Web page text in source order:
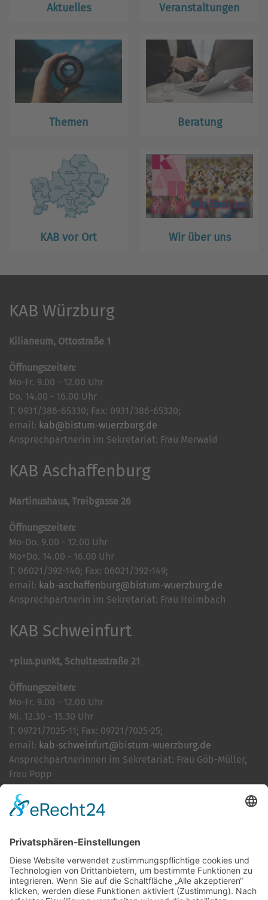
Aktuelles Veranstaltungen
Themen Beratung
KAB vor Ort Wir über uns
KAB Würzburg
Kilianeum, Ottostraße 1
Öffnungszeiten:
Mo-Fr. 9.00 - 12.00 Uhr
Do. 14.00 - 16.00 Uhr
T. 0931/386-65330; Fax: 0931/386-65320;
email: kab@bistum-wuerzburg.de
Ansprechpartnerin im Sekretariat: Frau Merwald
KAB Aschaffenburg
Martinushaus, Treibgasse 26
Öffnungszeiten:
Mo-Do. 9.00 - 12.00 Uhr
Mo+Do. 14.00 - 16.00 Uhr
T. 06021/392-140; Fax: 06021/392-149;
email: kab-aschaffenburg@bistum-wuerzburg.de
Ansprechpartnerin im Sekretariat: Frau Heimbach
KAB Schweinfurt
+plus.punkt, Schultesstraße 21
Öffnungszeiten:
Mo-Fr. 9.00 - 12.00 Uhr
Mi. 12.30 - 15.30 Uhr
T. 09721/7025-11; Fax: 09721/7025-25;
email: kab-schweinfurt@bistum-wuerzburg.de
Ansprechpartnerinnen im Sekretariat: Frau Göb-Müller,
Frau Popp